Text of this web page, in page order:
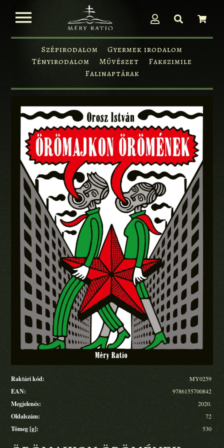
Szépirodalom
Gyermek irodalom
Tényirodalom
Művészet
Fakszimile
Falinaptárak
Raktári kód: MY0259
EAN: 9786155700842
Megjelenés: 2020.
Oldalszám: 72
Tömeg [g]: 530